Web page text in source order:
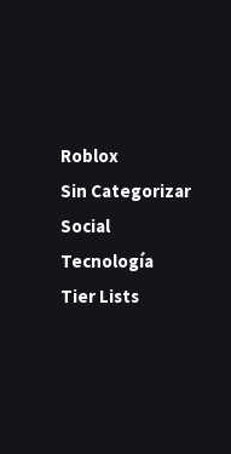
Roblox
Sin Categorizar
Social
Tecnología
Tier Lists